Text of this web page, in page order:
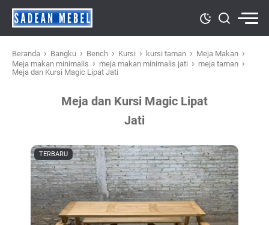
Beranda › Bangku › Bench › Kursi › kursi taman › Meja Makan ›
Meja makan minimalis › meja makan minimalis jati › meja taman ›
Meja dan Kursi Magic Lipat Jati
Meja dan Kursi Magic Lipat
Jati
TERBARU